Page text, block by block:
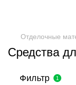
Отделочные
Средства
Фильтр 1